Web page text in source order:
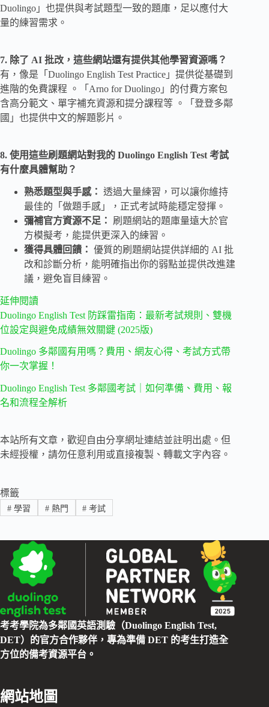
Duolingo」也提供與考試題型一致的題庫，足以應付大
量的練習需求。
7. 除了 AI 批改，這些網站還有提供其他學習資源嗎？
有，像是「Duolingo English Test Practice」提供從基礎到
進階的免費課程 。「Arno for Duolingo」的付費方案包
含高分範文、單字補充資源和提分課程等 。「登登多鄰
國」也提供中文的解題影片。
8. 使用這些刷題網站對我的 Duolingo English Test 考試
有什麼具體幫助？
熟悉題型與手感： 透過大量練習，可以讓你維持
最佳的「做題手感」，正式考試時能穩定發揮。
彌補官方資源不足：
刷題網站的題庫量遠大於官
方模擬考，能提供更深入的練習。
獲得具體回饋： 優質的刷題網站提供詳細的 AI 批
改和診斷分析，能明確指出你的弱點並提供改進建
議，避免盲目練習。
延伸閱讀
Duolingo English Test 防踩雷指南：最新考試規則、雙機
位設定與避免成績無效關鍵 (2025版)
Duolingo 多鄰國有用嗎？費用、網友心得、考試方式帶
你一次掌握！
Duolingo English Test 多鄰國考試｜如何準備、費用、報
名和流程全解析
本站所有文章，歡迎自由分享網址連結並註明出處。但
未經授權，請勿任意利用或直接複製、轉載文字內容。
標籤
#學習 #熱門 # 考試
考考學院為多鄰國英語測驗（Duolingo English Test,
DET）的官方合作夥伴，專為準備 DET 的考生打造全
方位的備考資源平台。
網站地圖